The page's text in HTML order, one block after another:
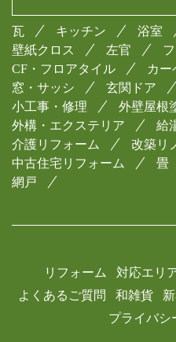
瓦 キッチン 浴室
壁紙クロス
左官
CF・フロアタイル
カー
窓・サッシ
玄関ドア
小工事・修理
外壁屋根
外構・エクステリア
給
介護リフォーム
改築リ
中古住宅リフォーム
畳
網戸
リフォーム 対応エリ
よくあるご質問
和雑貨
プライバシ